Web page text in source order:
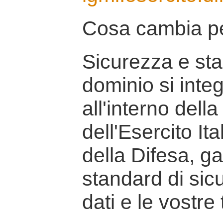
Cosa cambia
Sicurezza e
dominio si
all'interno
dell'Esercito
della Difesa,
standard di
dati e le vostre